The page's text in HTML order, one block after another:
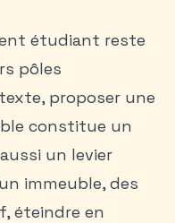
étudiant reste
pôles
proposer une
constitue un
un levier
immeuble, des
éteindre en